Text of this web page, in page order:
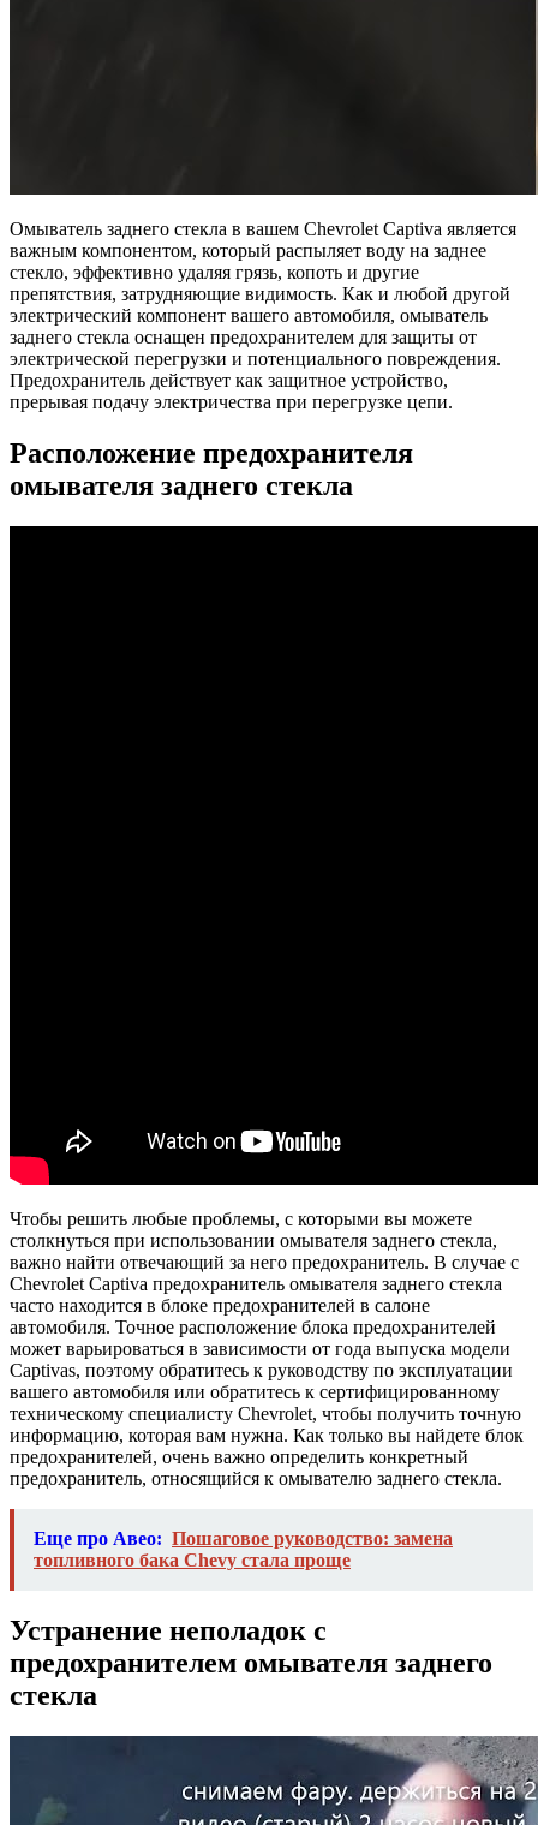
Омыватель заднего стекла в вашем Chevrolet Captiva является
важным компонентом, который распыляет воду на заднее
стекло, эффективно удаляя грязь, копоть и другие
препятствия, затрудняющие видимость. Как и любой другой
электрический компонент вашего автомобиля, омыватель
заднего стекла оснащен предохранителем для защиты от
электрической перегрузки и потенциального повреждения.
Предохранитель действует как защитное устройство,
прерывая подачу электричества при перегрузке цепи.
Расположение предохранителя
омывателя заднего стекла
Чтобы решить любые проблемы, с которыми вы можете
столкнуться при использовании омывателя заднего стекла,
важно найти отвечающий за него предохранитель. В случае с
Chevrolet Captiva предохранитель омывателя заднего стекла
часто находится в блоке предохранителей в салоне
автомобиля. Точное расположение блока предохранителей
может варьироваться в зависимости от года выпуска модели
Captivas, поэтому обратитесь к руководству по эксплуатации
вашего автомобиля или обратитесь к сертифицированному
техническому специалисту Chevrolet, чтобы получить точную
информацию, которая вам нужна. Как только вы найдете блок
предохранителей, очень важно определить конкретный
предохранитель, относящийся к омывателю заднего стекла.
Еще про Авео: Пошаговое руководство: замена
топливного бака Chevy стала проще
Устранение неполадок с
предохранителем омывателя заднего
стекла